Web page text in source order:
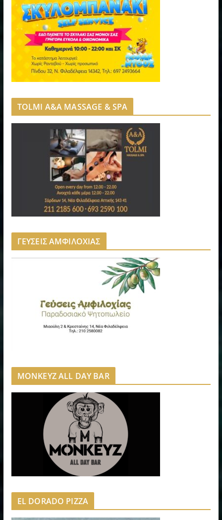
TOLMI A&A MASSAGE & SPA
ΓΕΥΣΕΙΣ ΑΜΦΙΛΟΧΙΑΣ
MONKEYZ ALL DAY BAR
EL DORADO PIZZA